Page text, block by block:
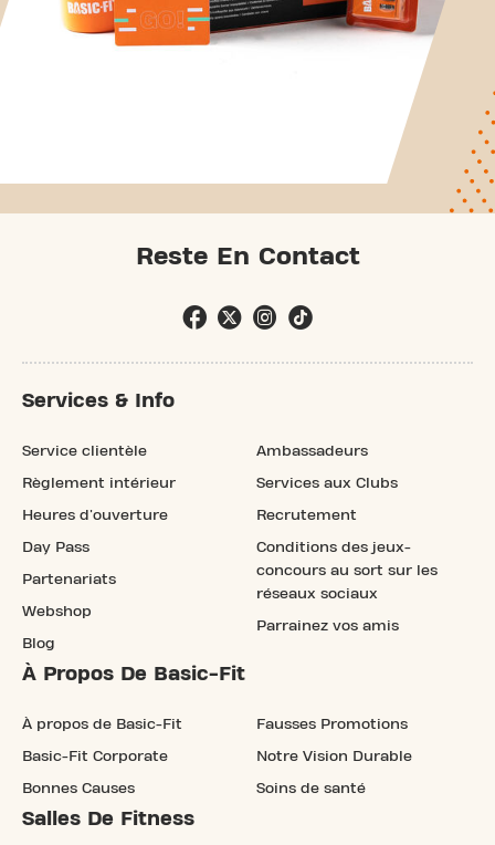
Reste En Contact
Services & Info
Service clientèle
Règlement intérieur
Heures d'ouverture
Day Pass
Partenariats
Webshop
Blog
Ambassadeurs
Services aux Clubs
Recrutement
Conditions des jeux-
concours au sort sur les
réseaux sociaux
Parrainez vos amis
À Propos De Basic-Fit
À propos de Basic-Fit
Basic-Fit Corporate
Bonnes Causes
Fausses Promotions
Notre Vision Durable
Soins de santé
Salles De Fitness